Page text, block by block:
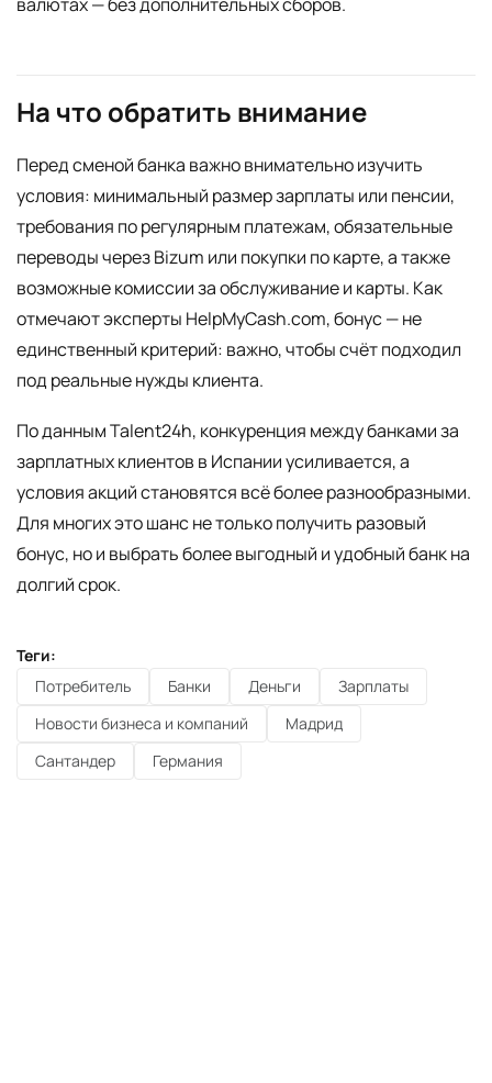
На что обратить внимание
Перед сменой банка важно внимательно изучить
условия: минимальный размер зарплаты или пенсии,
требования по регулярным платежам, обязательные
переводы через Bizum или покупки по карте, а также
возможные комиссии за обслуживание и карты. Как
отмечают эксперты HelpMyCash.com, бонус — не
единственный критерий: важно, чтобы счёт подходил
под реальные нужды клиента.
По данным Talent24h, конкуренция между банками за
зарплатных клиентов в Испании усиливается, а
условия акций становятся всё более разнообразными.
Для многих это шанс не только получить разовый
бонус, но и выбрать более выгодный и удобный банк на
долгий срок.
Теги:
Потребитель
Банки Деньги
Зарплаты
Новости бизнеса и компаний
Мадрид
Сантандер
Германия